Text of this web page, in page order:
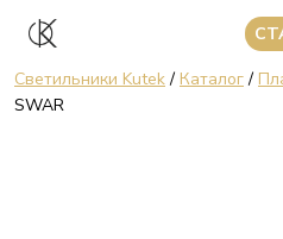
Светильники Kutek/ Каталог/
SWAR